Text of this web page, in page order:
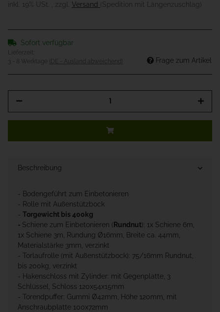
inkl. 19% USt. , zzgl. Versand (Spedition mit Längenzuschlag)
Sofort verfügbar
Lieferzeit:
3 - 8 Werktage
(DE - Ausland abweichend) Frage zum Artikel
Beschreibung
- Bodengeführt zum Einbetonieren
- Rolle mit Außenstützbock
- Torgewicht bis 400kg
- Schiene zum Einbetonieren ( Rundnut): 1x Schiene 6m,
1x Schiene 3m, Rundung Ø16mm, Breite ca. 44mm,
Materialstärke 3mm, verzinkt
- Torlaufrolle (mit Außenstützbock): 75/16mm Rundnut,
bis 200kg, verzinkt
- Hakenschloss mit Zylinder: mit Gegenplatte, 3
Schlüssel, Schloss 120x54x15mm
- Torendpuffer: Gummi Ø42mm, Höhe 120mm, mit
Anschraubplatte 100x72mm